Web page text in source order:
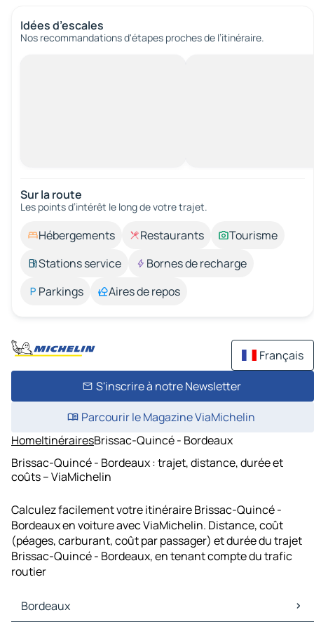
Idées d’escales
Nos recommandations d'étapes proches de l’itinéraire.
Sur la route
Les points d’intérêt le long de votre trajet.
Hébergements Restaurants
Tourisme
Stations service
Bornes de recharge
Parkings
Aires de repos
Français
S'inscrire à notre Newsletter
Parcourir le Magazine ViaMichelin
HomeItinérairesBrissac-Quincé - Bordeaux
Brissac-Quincé - Bordeaux : trajet, distance, durée et
coûts – ViaMichelin
Calculez facilement votre itinéraire Brissac-Quincé -
Bordeaux en voiture avec ViaMichelin. Distance, coût
(péages, carburant, coût par passager) et durée du trajet
Brissac-Quincé - Bordeaux, en tenant compte du trafic
routier
Bordeaux